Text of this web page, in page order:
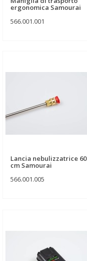
ergonomica Samourai
566.001.001
Lancia nebulizzatrice 60
cm Samourai
566.001.005